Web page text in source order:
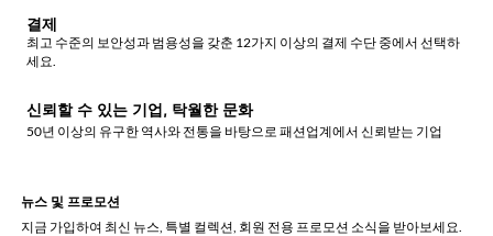
결제
최고 수준의 보안성과 범용성을 갖춘 12가지 이상의 결제 수단 중에서 선택하
세요.
신뢰할 수 있는 기업, 탁월한 문화
50년 이상의 유구한 역사와 전통을 바탕으로 패션업계에서 신뢰받는 기업
뉴스 및 프로모션
지금 가입하여 최신 뉴스, 특별 컬렉션, 회원 전용 프로모션 소식을 받아보세요.